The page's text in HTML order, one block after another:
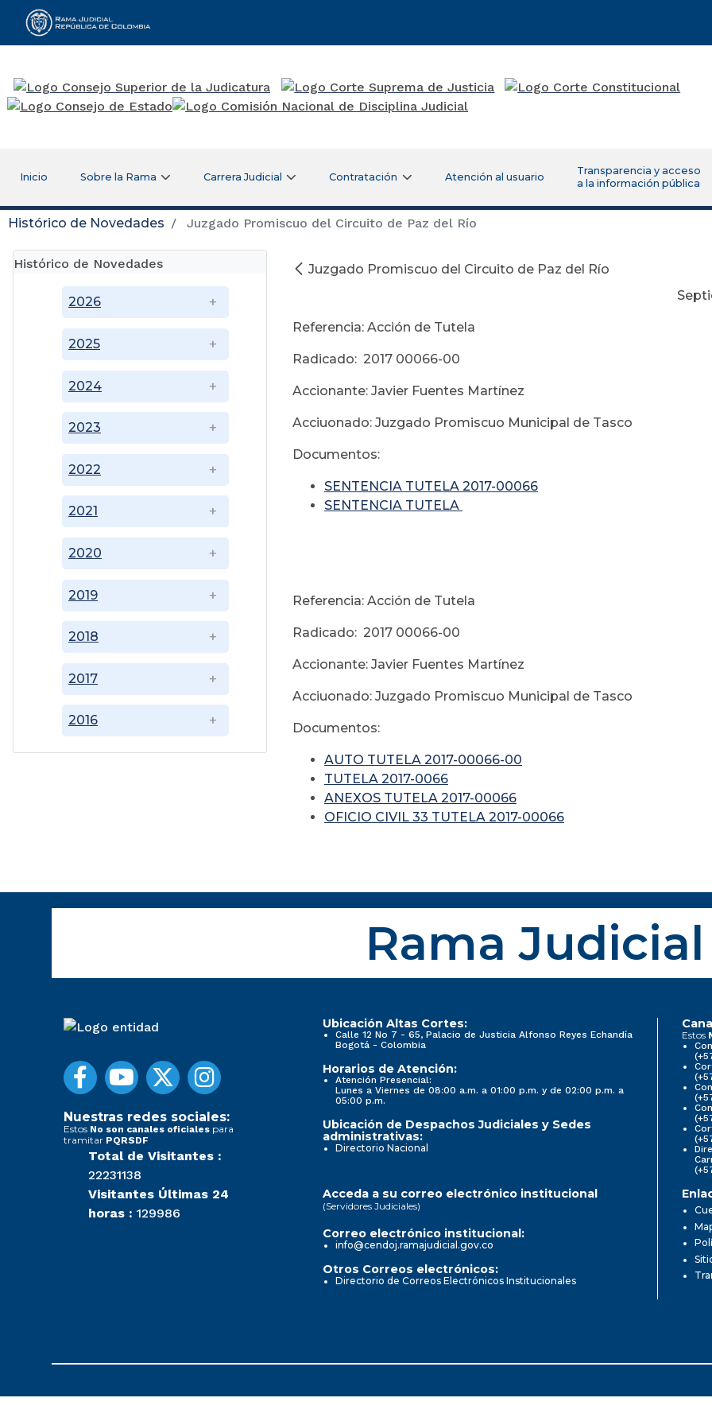
Rama Judicial
Inicio Sobre la Rama Carrera Judicial Contratación Atención al usuario
Transparencia y acceso
a la información pública
Histórico de Novedades Juzgado Promiscuo del Circuito de Paz del Río
Histórico de Novedades
2016
2017
2018
2019
2020
2021
2022
2023
2024
2025
2026
Juzgado Promiscuo del Circuito de Paz del Río
Septiembre 08 de
Referencia: Acción de Tutela
Radicado: 2017 00066-00
Accionante: Javier Fuentes Martínez
Acciuonado: Juzgado Promiscuo Municipal de Tasco
Documentos:
SENTENCIA TUTELA 2017-00066
SENTENCIA TUTELA
Referencia: Acción de Tutela
Radicado: 2017 00066-00
Accionante: Javier Fuentes Martínez
Acciuonado: Juzgado Promiscuo Municipal de Tasco
Documentos:
AUTO TUTELA 2017-00066-00
TUTELA 2017-0066
ANEXOS TUTELA 2017-00066
OFICIO CIVIL 33 TUTELA 2017-00066
Rama Judicial
Nuestras redes sociales:
Estos No son canales oficiales para
tramitar PQRSDF
Total de Visitantes :
22231138
Visitantes Últimas 24
horas : 129986
Ubicación Altas Cortes:
Calle 12 No 7 - 65, Palacio de Justicia Alfonso Reyes Echandía
Bogotá - Colombia
Horarios de Atención:
Atención Presencial:
Lunes a Viernes de 08:00 a.m. a 01:00 p.m. y de 02:00 p.m. a
05:00 p.m.
Ubicación de Despachos Judiciales y Sedes
administrativas:
Directorio Nacional
Estos
Acceda a su correo electrónico institucional
(Servidores Judiciales)
Correo electrónico institucional:
info@cendoj.ramajudicial.gov.co
Otros Correos electrónicos:
Directorio de Correos Electrónicos Institucionales